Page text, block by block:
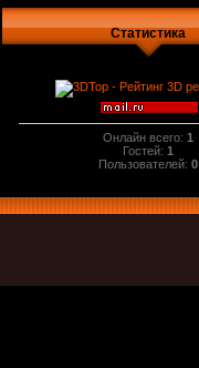
Статистика
Онлайн всего:1
Гостей:1
Пользователей:0